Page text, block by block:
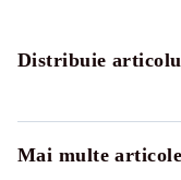
Distribuie
Mai multe